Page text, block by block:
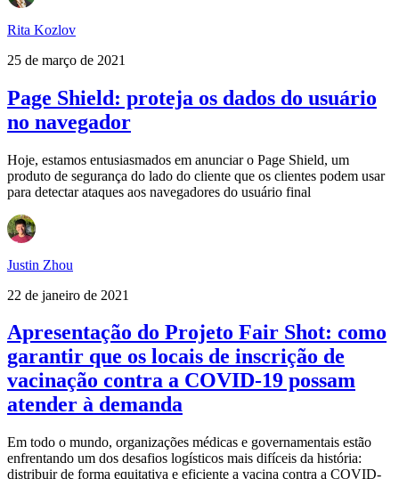
Rita Kozlov
25 de março de 2021
Page Shield: proteja os dados do usuário
no navegador
Hoje, estamos entusiasmados em anunciar o Page Shield, um
produto de segurança do lado do cliente que os clientes podem usar
para detectar ataques aos navegadores do usuário final
Justin Zhou
22 de janeiro de 2021
Apresentação do Projeto Fair Shot: como
garantir que os locais de inscrição de
vacinação contra a COVID-19 possam
atender à demanda
Em todo o mundo, organizações médicas e governamentais estão
enfrentando um dos desafios logísticos mais difíceis da história:
distribuir de forma equitativa e eficiente a vacina contra a COVID-